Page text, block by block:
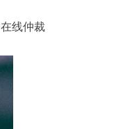
在线仲裁